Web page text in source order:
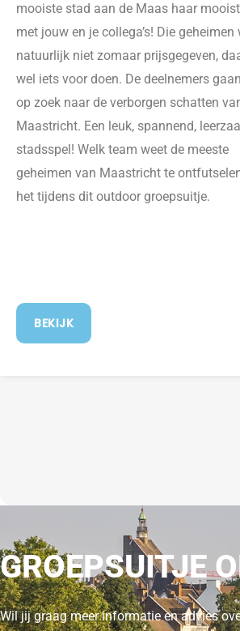
mooiste stad aan de Maas haar
met jouw en je collega’s! Die geheimen
natuurlijk niet zomaar prijsgegeven,
wel iets voor doen. De deelnemers
op zoek naar de verborgen schatten
Maastricht. Een leuk, spannend,
stadsspel! Welk team weet de meeste
geheimen van Maastricht te
het tijdens dit outdoor groepsuitje.
BEKIJK
GROEPSUITJE
Wil jij graag meer informatie en advies